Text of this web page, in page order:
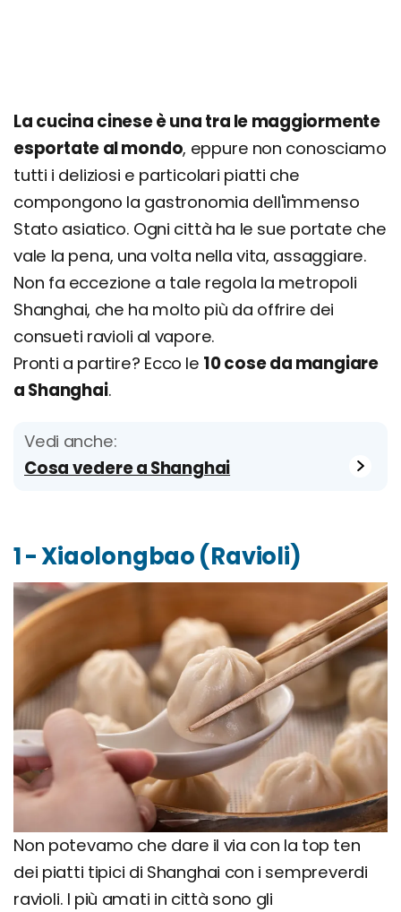
La cucina cinese è una tra le maggiormente
esportate al mondo, eppure non conosciamo
tutti i deliziosi e particolari piatti che
compongono la gastronomia dell'immenso
Stato asiatico. Ogni città ha le sue portate che
vale la pena, una volta nella vita, assaggiare.
Non fa eccezione a tale regola la metropoli
Shanghai, che ha molto più da offrire dei
consueti ravioli al vapore.
Pronti a partire? Ecco le 10 cose da mangiare
a Shanghai.
Vedi anche:
Cosa vedere a Shanghai
1 - Xiaolongbao (Ravioli)
Non potevamo che dare il via con la top ten
dei piatti tipici di Shanghai con i sempreverdi
ravioli. I più amati in città sono gli